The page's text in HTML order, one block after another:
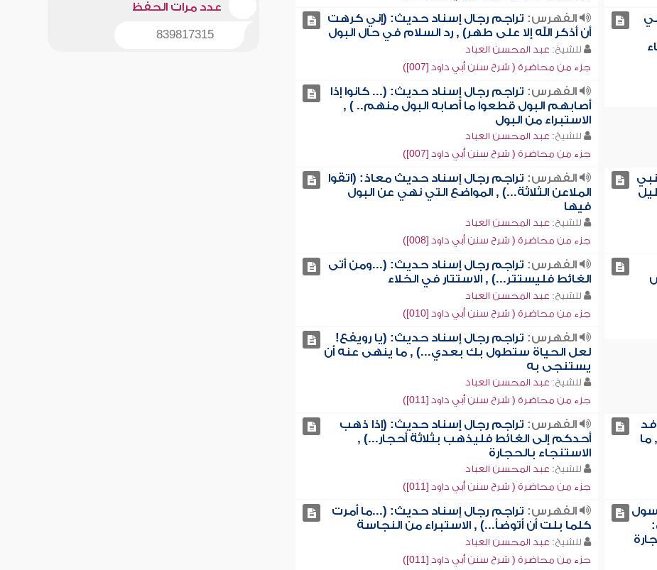
الفهرس: تراجم رجال إسناد حديث: (إني كرهت
أن أذكر الله إلا على طهر) , رد السلام في حال البول
للشيخ: عبد المحسن العباد
جزء من محاضرة ( شرح سنن أبي داود [007])
الفهرس: تراجم رجال إسناد حديث: (... كانوا إذا
أصابهم البول قطعوا ما أصابه البول منهم.. ) ,
الاستبراء من البول
للشيخ: عبد المحسن العباد
جزء من محاضرة ( شرح سنن أبي داود [007])
الفهرس: تراجم رجال إسناد حديث معاذ: (اتقوا
الملاعن الثلاثة...) , المواضع التي نهي عن البول
فيها
للشيخ: عبد المحسن العباد
جزء من محاضرة ( شرح سنن أبي داود [008])
الفهرس: تراجم رجال إسناد حديث: (...ومن أتى
الغائط فليستتر...) , الاستتار في الخلاء
للشيخ: عبد المحسن العباد
جزء من محاضرة ( شرح سنن أبي داود [010])
الفهرس: تراجم رجال إسناد حديث: (يا رويفع!
لعل الحياة ستطول بك بعدي...) , ما ينهى عنه أن
يستنجى به
للشيخ: عبد المحسن العباد
جزء من محاضرة ( شرح سنن أبي داود [011])
ما
الفهرس: تراجم رجال إسناد حديث: (إذا ذهب
أحدكم إلى الغائط فليذهب بثلاثة أحجار...) ,
الاستنجاء بالحجارة
للشيخ: عبد المحسن العباد
جزء من محاضرة ( شرح سنن أبي داود [011])
الفهرس: تراجم رجال إسناد حديث: (...ما أمرت
كلما بلت أن أتوضأ...) , الاستبراء من النجاسة
للشيخ: عبد المحسن العباد
جزء من محاضرة ( شرح سنن أبي داود [011])
عدد مرات الحفظ
839817315